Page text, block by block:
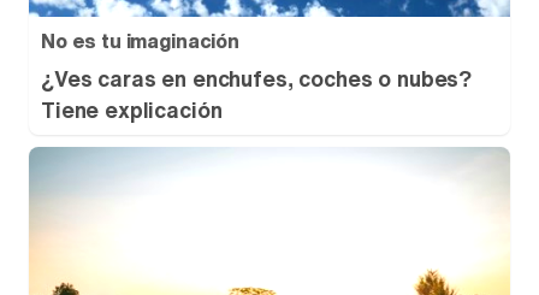
No es tu imaginación
¿Ves caras en enchufes, coches o nubes?
Tiene explicación